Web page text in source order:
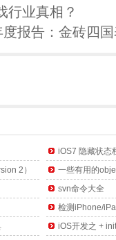
行业真相？
报告：金砖四
iOS7 隐藏状态
2）
一些有用的
svn命令大全
检测iPhone/
iOS开发之 +